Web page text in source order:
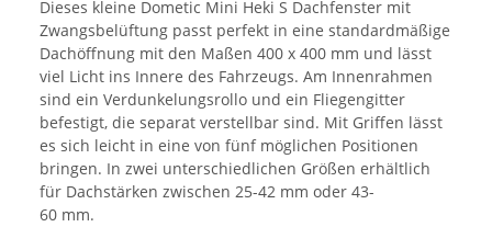
Dieses kleine Dometic Mini Heki S Dachfenster mit
Zwangsbelüftung passt perfekt in eine standardmäßige
Dachöffnung mit den Maßen 400 x 400 mm und lässt
viel Licht ins Innere des Fahrzeugs. Am Innenrahmen
sind ein Verdunkelungsrollo und ein Fliegengitter
befestigt, die separat verstellbar sind. Mit Griffen lässt
es sich leicht in eine von fünf möglichen Positionen
bringen. In zwei unterschiedlichen Größen erhältlich
für Dachstärken zwischen 25-42 mm oder 43-
60 mm.